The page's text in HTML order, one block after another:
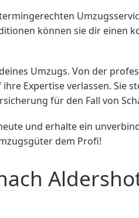
können sie dir einen
Umzugs. Von der
Expertise verlassen. Sie
für den Fall von
und erhalte ein
dem Profi!